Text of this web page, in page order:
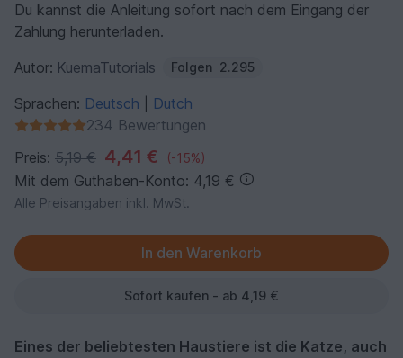
Du kannst die Anleitung sofort nach dem Eingang der
Zahlung herunterladen.
Autor: KuemaTutorials Folgen 2.295
Sprachen: Deutsch
Dutch
234 Bewertungen
Preis: 5,19 € 4,41 € (-15%)
Mit dem Guthaben-Konto: 4,19 €
Alle Preisangaben inkl. MwSt.
Sofort kaufen - ab 4,19 €
Eines der beliebtesten Haustiere ist die Katze, auch